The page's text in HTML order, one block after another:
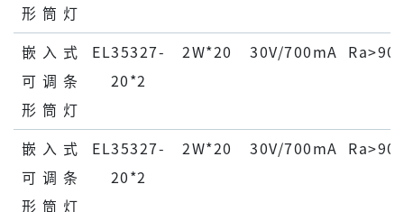
形 筒 灯
嵌 ⼊ 式
可 调 条
形 筒 灯
EL35327-
20*2
2W*20 30V/700mA Ra>90
嵌 ⼊ 式
可 调 条
形 筒 灯
EL35327-
20*2
2W*20 30V/700mA Ra>90